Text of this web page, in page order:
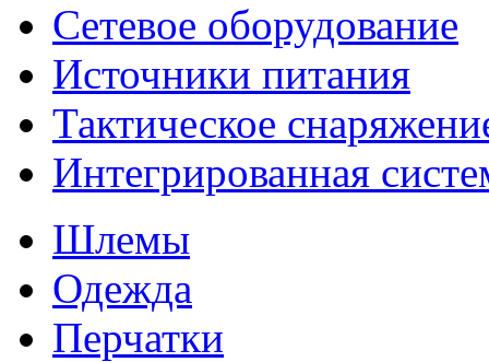
Сетевое оборудование
Источники питания
Тактическое
Интегрированная
Шлемы
Одежда
Перчатки